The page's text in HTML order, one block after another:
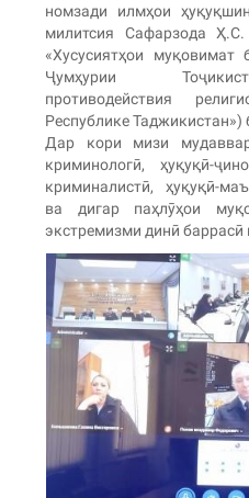
номзади илмҳои
милитсия Сафарзода
«Хусусиятҳои
Ҷумҳурии
противодействия
Республике
Дар кори мизи
криминологӣ, ҳуқуқӣ-
криминалистӣ, ҳуқуқӣ-
ва дигар паҳлӯҳои
экстремизми динӣ баррасӣ